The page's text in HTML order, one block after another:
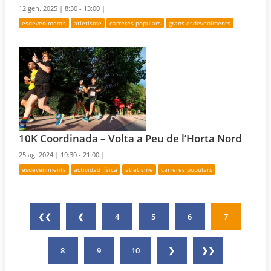
12 gen. 2025 |8:30 - 13:00 |
esdeveniments atletisme carreres populars grans esdeveniments
10K Coordinada – Volta a Peu de l’Horta Nord
25 ag. 2024 | 19:30 - 21:00 |
esdeveniments actividad física atletisme carreres populars
❮❮ ❮ 4 5 6 7
8 9 10 ❯ ❯❯